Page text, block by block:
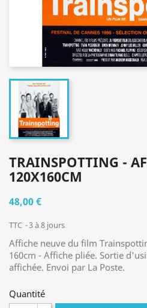
TRAINSPOTTING -
120X160CM
48,00 €
TTC 3 à 8 jours
Affiche neuve du film
160cm - Affiche pliée. Sortie
affichée. Envoi par La Poste.
Quantité